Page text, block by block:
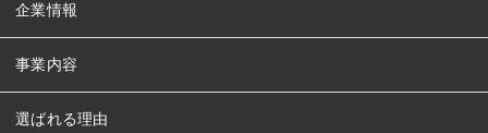
企業情報
事業内容
選ばれる理由